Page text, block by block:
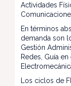
Actividades
En términos
demanda son
Gestión
Redes, Guía
Los ciclos de